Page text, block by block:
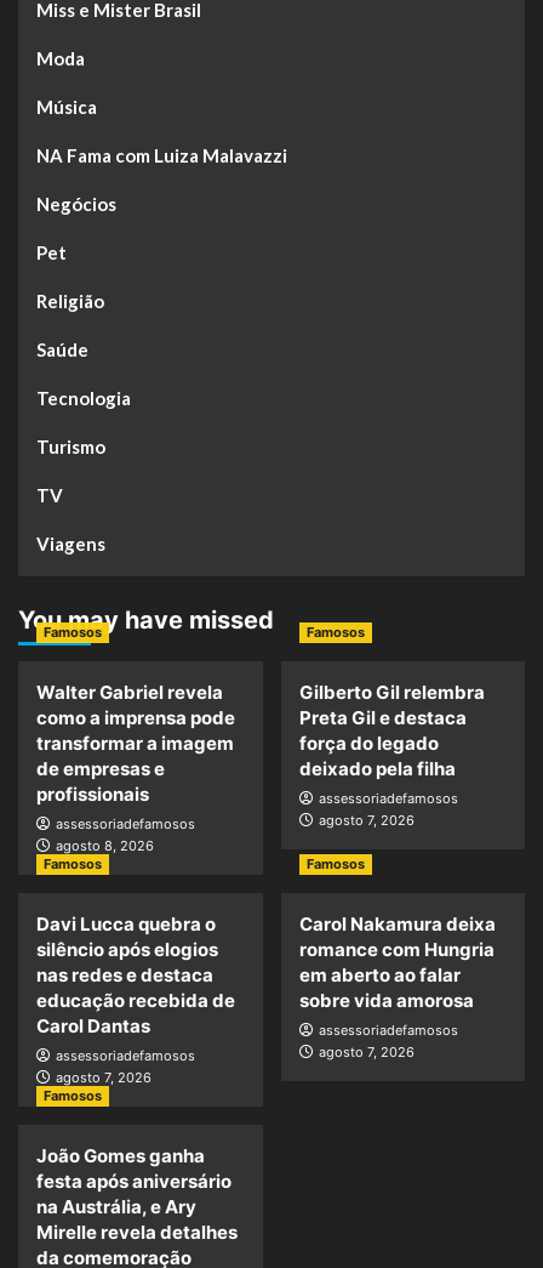
Miss e Mister Brasil
Moda
Música
NA Fama com Luiza Malavazzi
Negócios
Pet
Religião
Saúde
Tecnologia
Turismo
TV
Viagens
You may have missed
Famosos
Walter Gabriel revela
como a imprensa pode
transformar a imagem
de empresas e
profissionais
assessoriadefamosos
agosto 8, 2026
Famosos
Gilberto Gil relembra
Preta Gil e destaca
força do legado
deixado pela filha
assessoriadefamosos
agosto 7, 2026
Famosos
Davi Lucca quebra o
silêncio após elogios
nas redes e destaca
educação recebida de
Carol Dantas
assessoriadefamosos
agosto 7, 2026
Famosos
Carol Nakamura deixa
romance com Hungria
em aberto ao falar
sobre vida amorosa
assessoriadefamosos
agosto 7, 2026
Famosos
João Gomes ganha
festa após aniversário
na Austrália, e Ary
Mirelle revela detalhes
da comemoração